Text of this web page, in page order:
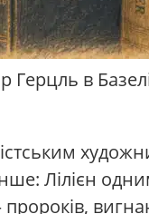
Герцль в
Лілієн